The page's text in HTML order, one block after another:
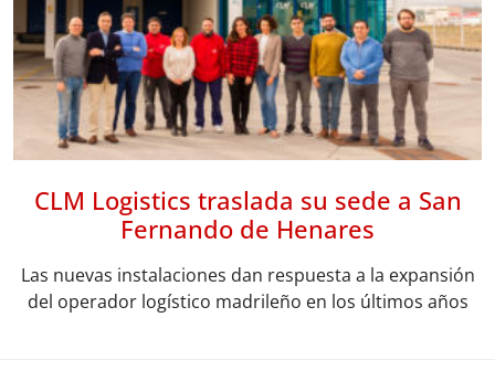
CLM Logistics traslada su sede a San
Fernando de Henares
Las nuevas instalaciones dan respuesta a la expansión
del operador logístico madrileño en los últimos años